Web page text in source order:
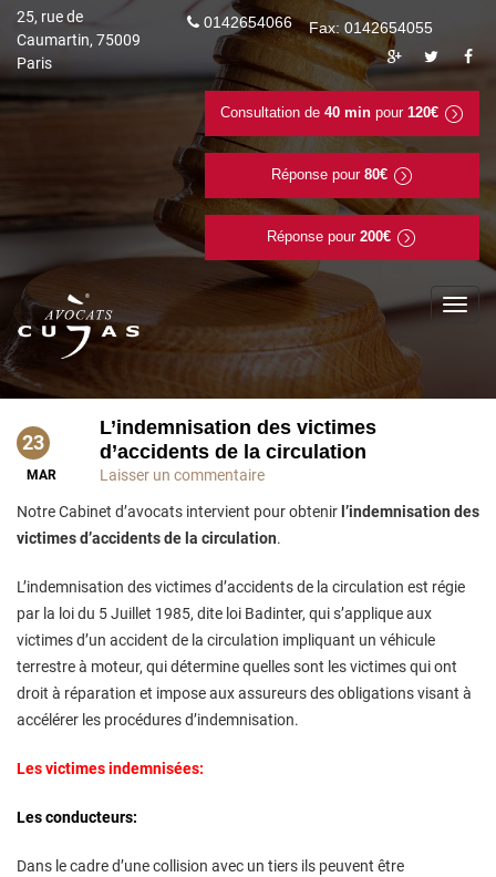
25, rue de
Caumartin, 75009
Paris
0142654066 Fax: 0142654055
Consultation de 40 minpour 120€
Réponse pour 80€
Réponse pour 200€
23
MAR
L’indemnisation des victimes
d’accidents de la circulation
Laisser un commentaire
Notre Cabinet d’avocats intervient pour obtenirl’indemnisation des
victimes d’accidents de la circulation.
L’indemnisation des victimes d’accidents de la circulation est régie
par la loi du 5 Juillet 1985, dite loi Badinter, qui s’applique aux
victimes d’un accident de la circulation impliquant un véhicule
terrestre à moteur, qui détermine quelles sont les victimes qui ont
droit à réparation et impose aux assureurs des obligations visant à
accélérer les procédures d’indemnisation.
Les victimes indemnisées:
Les conducteurs:
Dans le cadre d’une collision avec un tiers ils peuvent être